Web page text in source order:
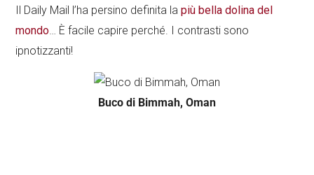
Il Daily Mail l’ha persino definita lapiù bella dolina del
mondo … È facile capire perché. I contrasti sono
ipnotizzanti!
Buco di Bimmah, Oman